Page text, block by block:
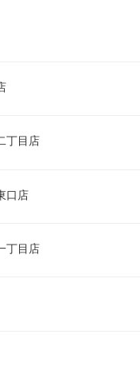
丁目店
口店
丁目店